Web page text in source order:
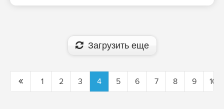
Загрузить еще
1 2 3 4 5 6 7 8 9 10